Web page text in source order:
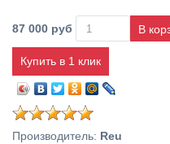
87 000 руб
Купить в 1 клик
Производитель: Reu